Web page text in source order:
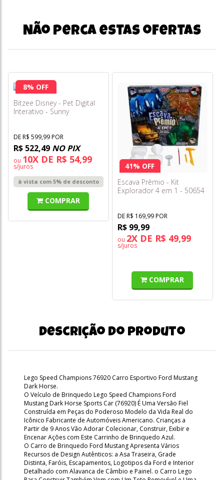
Não perca estas ofertas
8% OFF
Bitzee Disney - Pet Digital
Interativo - Sunny
DE R$ 599,99 POR
R$ 522,49 NO PIX
ou 10X DE R$ 54,99
s/juros
à vista com 5% de desconto
COMPRAR
41% OFF
Escava Prêmio - Kit
Explorador 4 em 1 - 50654
DE R$ 169,99 POR
R$ 99,99
ou 2X DE R$ 49,99
s/juros
COMPRAR
Descrição do produto
Lego Speed Champions 76920 Carro Esportivo Ford Mustang
Dark Horse.
O Veículo de Brinquedo Lego Speed Champions Ford
Mustang Dark Horse Sports Car (76920) É Uma Versão Fiel
Construída em Peças do Poderoso Modelo da Vida Real do
Icônico Fabricante de Automóveis Americano. Crianças a
Partir de 9 Anos Vão Adorar Colecionar, Construir, Exibir e
Encenar Ações com Este Carrinho de Brinquedo Azul.
O Carro de Brinquedo Ford Mustang Apresenta Vários
Recursos de Design Autênticos: a Asa Traseira, Grade
Distinta, Faróis, Escapamentos, Logotipos da Ford e Interior
Detalhado com Alavanca de Câmbio e Painel. o Carro Lego